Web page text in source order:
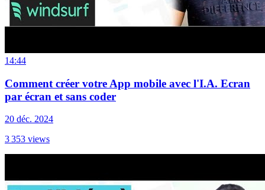
14:44
Comment créer votre App mobile avec l'I.A. Ecran
par écran et sans coder
20 déc. 2024
3 353 views